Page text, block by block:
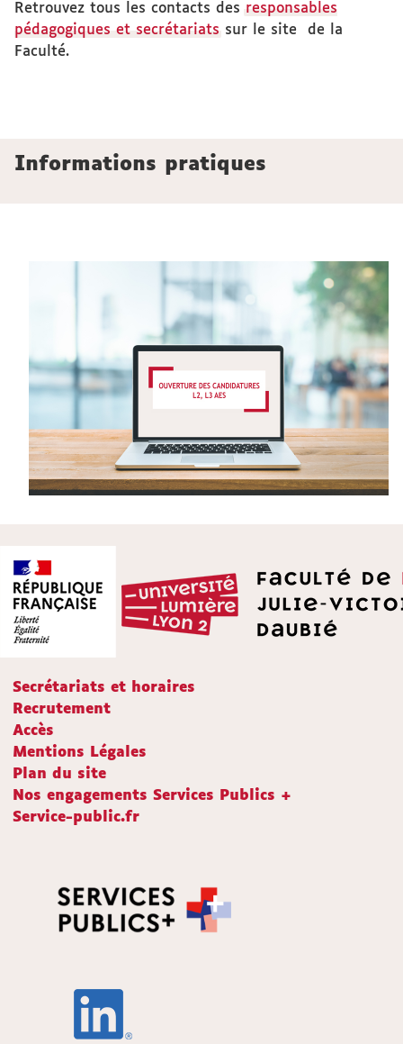
Retrouvez tous les contacts des responsables
pédagogiques et secrétariats sur le site de la
Faculté.
Informations pratiques
Secrétariats et horaires
Recrutement
Accès
Mentions Légales
Plan du site
Nos engagements Services Publics +
Service-public.fr